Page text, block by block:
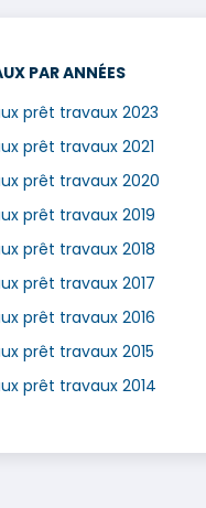
PAR ANNÉES
prêt travaux 2023
prêt travaux 2021
prêt travaux 2020
prêt travaux 2019
prêt travaux 2018
prêt travaux 2017
prêt travaux 2016
prêt travaux 2015
prêt travaux 2014